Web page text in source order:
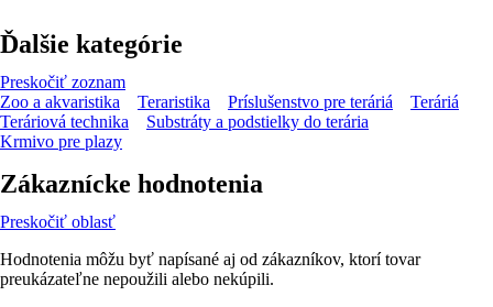
Ďalšie kategórie
Preskočiť zoznam
Zoo a akvaristika
Teraristika Príslušenstvo pre teráriá
Teráriá
Teráriová technika
Substráty a podstielky do terária
Krmivo pre plazy
Zákaznícke hodnotenia
Preskočiť oblasť
Hodnotenia môžu byť napísané aj od zákazníkov, ktorí tovar
preukázateľne nepoužili alebo nekúpili.